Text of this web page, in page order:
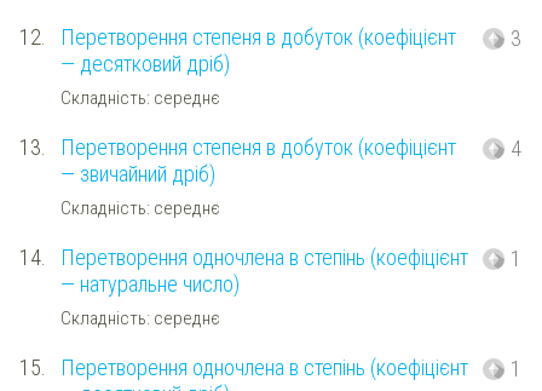
12.
Перетворення степеня в добуток (коефіцієнт
— десятковий дріб)
Складність: середнє
3
13.
Перетворення степеня в добуток (коефіцієнт
— звичайний дріб)
Складність: середнє
4
14.
Перетворення одночлена в степінь (коефіцієнт
— натуральне число)
Складність: середнє
1
15.
Перетворення одночлена в степінь (коефіцієнт
1